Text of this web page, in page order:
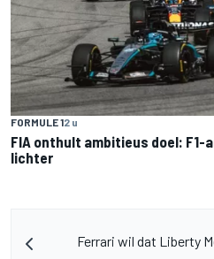
FORMULE 12 u
FIA onthult ambitieus doel: F1-
lichter
Ferrari wil dat Liberty